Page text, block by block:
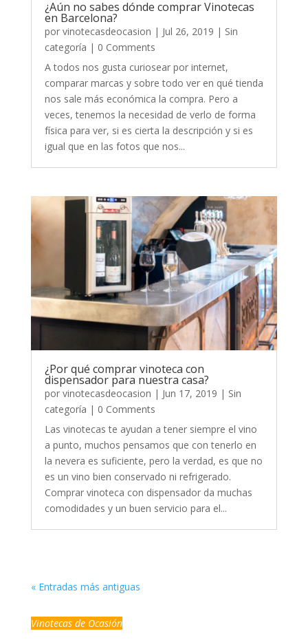
¿Aún no sabes dónde comprar Vinotecas
en Barcelona?
por vinotecasdeocasion | Jul 26, 2019 | Sin
categoría | 0 Comments
A todos nos gusta curiosear por internet,
comparar marcas y sobre todo ver en qué tienda
nos sale más económica la compra. Pero a
veces, tenemos la necesidad de verlo de forma
física para ver, si es cierta la descripción y si es
igual que en las fotos que nos...
¿Por qué comprar vinoteca con
dispensador para nuestra casa?
por vinotecasdeocasion | Jun 17, 2019 | Sin
categoría | 0 Comments
Las vinotecas te ayudan a tener siempre el vino
a punto, muchos pensamos que con tenerlo en
la nevera es suficiente, pero la verdad, es que no
es un vino bien conservado ni refrigerado.
Comprar vinoteca con dispensador da muchas
comodidades y un buen servicio para el...
« Entradas más antiguas
Vinotecas de Ocasión